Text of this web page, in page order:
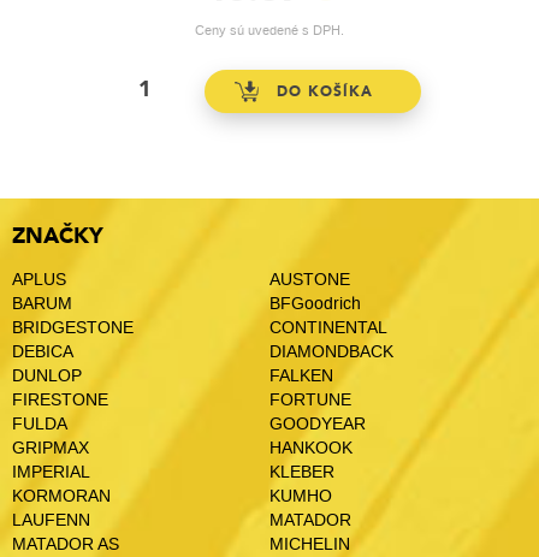
Ceny sú uvedené s DPH.
ZNAČKY
APLUS
AUSTONE
BARUM
BFGoodrich
BRIDGESTONE
CONTINENTAL
DEBICA
DIAMONDBACK
DUNLOP
FALKEN
FIRESTONE
FORTUNE
FULDA
GOODYEAR
GRIPMAX
HANKOOK
IMPERIAL
KLEBER
KORMORAN
KUMHO
LAUFENN
MATADOR
MATADOR AS
MICHELIN